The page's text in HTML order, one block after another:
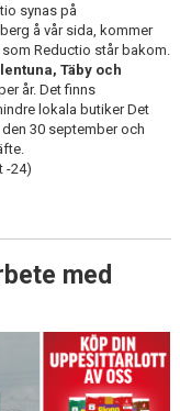
synas på
å vår sida, kommer
Reductio står bakom.
Täby och
år. Det finns
lokala butiker Det
30 september och
-24)
med